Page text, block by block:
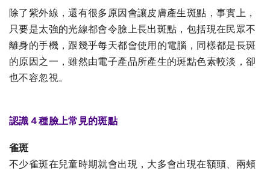
除了紫外線，還有很多原因會讓皮膚產生斑點，事實上，
只要是太強的光線都會令臉上長出斑點，包括現在民眾不
離身的手機，跟幾乎每天都會使用的電腦，同樣都是長斑
的原因之一，雖然由電子產品所產生的斑點色素較淡，卻
也不容忽視。
認識４種臉上常見的斑點
雀斑
不少雀斑在兒童時期就會出現，大多會出現在額頭、兩頰